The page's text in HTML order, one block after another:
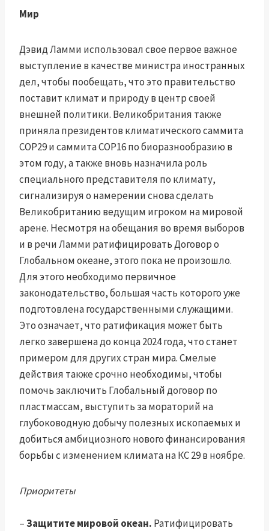
Мир
Дэвид Ламми использовал свое первое важное
выступление в качестве министра иностранных
дел, чтобы пообещать, что это правительство
поставит климат и природу в центр своей
внешней политики. Великобритания также
приняла президентов климатического саммита
COP29 и саммита COP16 по биоразнообразию в
этом году, а также вновь назначила роль
специального представителя по климату,
сигнализируя о намерении снова сделать
Великобританию ведущим игроком на мировой
арене. Несмотря на обещания во время выборов
и в речи Ламми ратифицировать Договор о
Глобальном океане, этого пока не произошло.
Для этого необходимо первичное
законодательство, большая часть которого уже
подготовлена ​​государственными служащими.
Это означает, что ратификация может быть
легко завершена до конца 2024 года, что станет
примером для других стран мира. Смелые
действия также срочно необходимы, чтобы
помочь заключить Глобальный договор по
пластмассам, выступить за мораторий на
глубоководную добычу полезных ископаемых и
добиться амбициозного нового финансирования
борьбы с изменением климата на КС 29 в ноябре.
Приоритеты
–Защитите мировой океан. Ратифицировать